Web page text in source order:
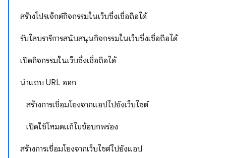
สร้างโปรเจ็กต์กิจกรรมในเว็บซึ่งเชื่อถือได้
รับไลบรารีการสนับสนุนกิจกรรมในเว็บซึ่งเชื่อถือได้
เปิดกิจกรรมในเว็บซึ่งเชื่อถือได้
นำแถบ URL ออก
สร้างการเชื่อมโยงจากแอปไปยังเว็บไซต์
เปิดใช้โหมดแก้ไขข้อบกพร่อง
สร้างการเชื่อมโยงจากเว็บไซต์ไปยังแอป